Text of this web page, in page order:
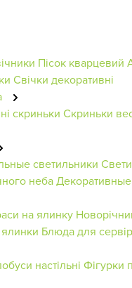
Пісок кварцевий
Свічки декоративні
скриньки Скриньки
светильники
неба
на ялинку
Блюда для
настільні Фігурки